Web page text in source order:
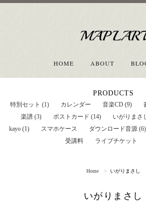
MAPLART
HOME ABOUT
PRODUCTS
特別セット (1) カレンダー 音楽CD (9)
楽譜 (3)
ポストカード (14) いがりまさ
kayo (1)
スマホケース ダウンロード音源 (6)
受講料
ライブチケット
Home いがりまさし
いがりまさし